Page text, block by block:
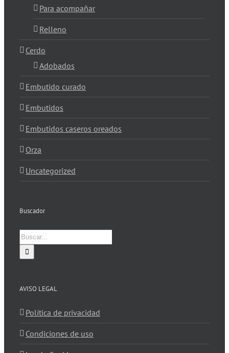
Para acompañar
Relleno
Cerdo
Adobados
Embutido curado
Embutidos
Embutidos caseros oreados
Orza
Uncategorized
Buscador
Buscar:
AVISO LEGAL
Política de privacidad
Condiciones de uso